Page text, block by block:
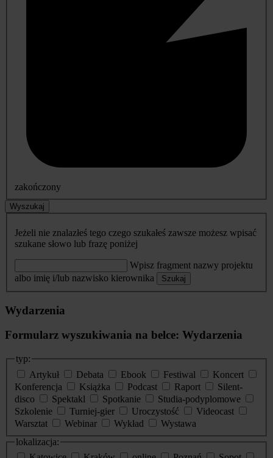
zakończony
Wyszukaj
Jeżeli nie znalazłeś tego czego szukałeś zawsze możesz wpisać
szukane słowo lub frazę poniżej
Wpisz fragment nazwy projektu
albo imię i/lub nazwisko kierownika
Szukaj
Wydarzenia
Formularz wyszukiwania na belce: Wydarzenia
typ:
Artykuł
Debata Ebook Festiwal
Koncert
Konferencja
Książka Podcast Raport
Silent-
disco
Spektakl Spotkanie
Studia-podyplomowe
Szkolenie
Turniej-gier Uroczystość
Videocast
Warsztat
Webinar Wykład
Wystawa
lokalizacja: